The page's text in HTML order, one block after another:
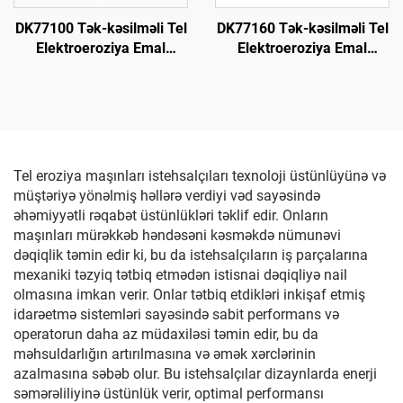
DK77100 Tək-kəsilməli Tel
Elektroeroziya Emal
DK77160 Tək-kəsilməli Tel
Elektroeroziya Emal
Tel eroziya maşınları istehsalçıları texnoloji üstünlüyünə və
müştəriyə yönəlmiş həllərə verdiyi vəd sayəsində
əhəmiyyətli rəqabət üstünlükləri təklif edir. Onların
maşınları mürəkkəb həndəsəni kəsməkdə nümunəvi
dəqiqlik təmin edir ki, bu da istehsalçıların iş parçalarına
mexaniki təzyiq tətbiq etmədən istisnai dəqiqliyə nail
olmasına imkan verir. Onlar tətbiq etdikləri inkişaf etmiş
idarəetmə sistemləri sayəsində sabit performans və
operatorun daha az müdaxiləsi təmin edir, bu da
məhsuldarlığın artırılmasına və əmək xərclərinin
azalmasına səbəb olur. Bu istehsalçılar dizaynlarda enerji
səmərəliliyinə üstünlük verir, optimal performansı